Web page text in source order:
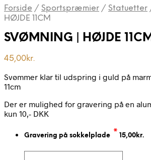
Forside / Sportspræmier / Statuetter
HØJDE 11CM
SVØMNING | HØJDE
45,00kr.
Svømmer klar til udspring i guld på
11cm
Der er mulighed for gravering på en
kun 10,- DKK
Gravering på sokkelplade * 15,00 kr.